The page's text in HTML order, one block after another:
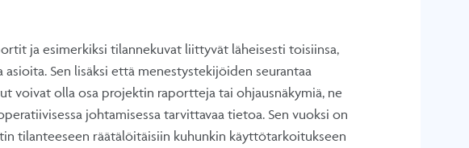
ja esimerkiksi tilannekuvat liittyvät läheisesti toisiinsa,
Sen lisäksi että menestystekijöiden seurantaa
voivat olla osa projektin raportteja tai ohjausnäkymiä, ne
johtamisessa tarvittavaa tietoa. Sen vuoksi on
tilanteeseen räätälöitäisiin kuhunkin käyttötarkoitukseen